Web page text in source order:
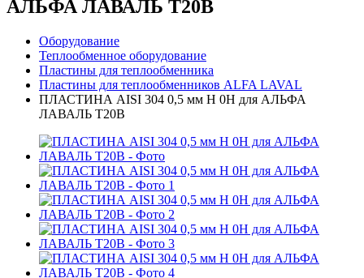
АЛЬФА ЛАВАЛЬ T20B
Оборудование
Теплообменное оборудование
Пластины для теплообменника
Пластины для теплообменников ALFA LAVAL
ПЛАСТИНА AISI 304 0,5 мм H 0H для АЛЬФА
ЛАВАЛЬ T20B